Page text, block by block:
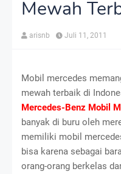
Mewah
arisnb Juli 11, 2011
Mobil mercedes
mewah terbaik di
Mercedes-Benz Mobil
banyak di buru oleh
memiliki mobil
bisa karena sebagai
orang-orang berkelas